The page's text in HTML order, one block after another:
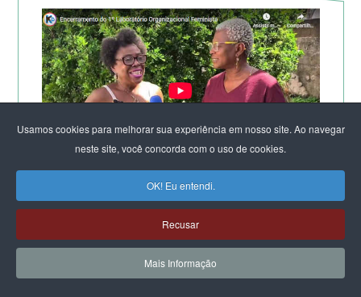
Usamos cookies para melhorar sua experiência em nosso site. Ao navegar
neste site, você concorda com o uso de cookies.
OK! Eu entendi.
Recusar
Mais Informação
TV KIRIMURÊ NO ENCERRAMENTO DO LABORATÓRIO
DE SALVADOR